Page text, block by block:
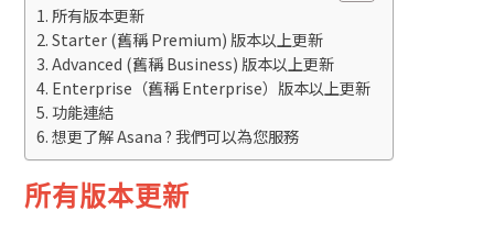
所有版本更新
Starter (舊稱 Premium) 版本以上更新
Advanced (舊稱 Business) 版本以上更新
Enterprise（舊稱 Enterprise）版本以上更新
功能連結
想更了解 Asana ? 我們可以為您服務
所有版本更新